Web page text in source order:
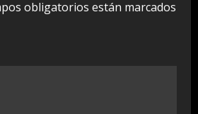
obligatorios están marcados